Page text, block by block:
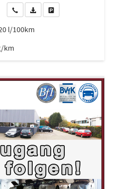
Wir rufen Sie anPDF-Datei, Fahrzeugexposé
l/100km
km